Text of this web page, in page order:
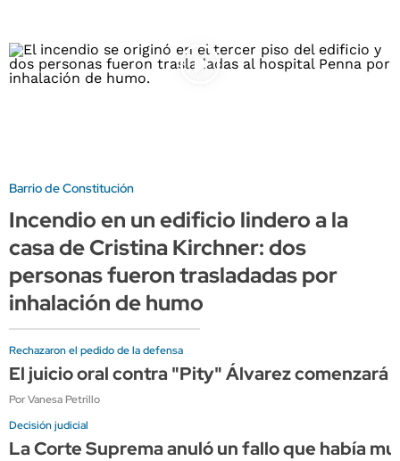
Barrio de Constitución
Incendio en un edificio lindero a la
casa de Cristina Kirchner: dos
personas fueron trasladadas por
inhalación de humo
Rechazaron el pedido de la defensa
El juicio oral contra "Pity" Álvarez comenzará
Por Vanesa Petrillo
Decisión judicial
La Corte Suprema anuló un fallo que había